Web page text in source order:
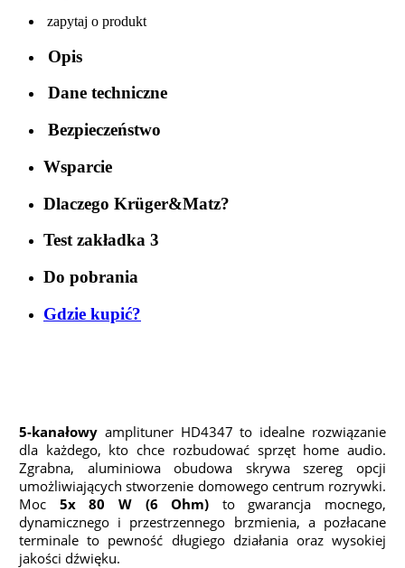
zapytaj o produkt
Opis
Dane techniczne
Bezpieczeństwo
Wsparcie
Dlaczego Krüger&Matz?
Test zakładka 3
Do pobrania
Gdzie kupić?
5-kanałowyamplituner HD4347 to idealne rozwiązanie
dla każdego, kto chce rozbudować sprzęt home audio.
Zgrabna, aluminiowa obudowa skrywa szereg opcji
umożliwiających stworzenie domowego centrum rozrywki.
Moc 5x 80 W (6 Ohm) to gwarancja mocnego,
dynamicznego i przestrzennego brzmienia, a pozłacane
terminale to pewność długiego działania oraz wysokiej
jakości dźwięku.